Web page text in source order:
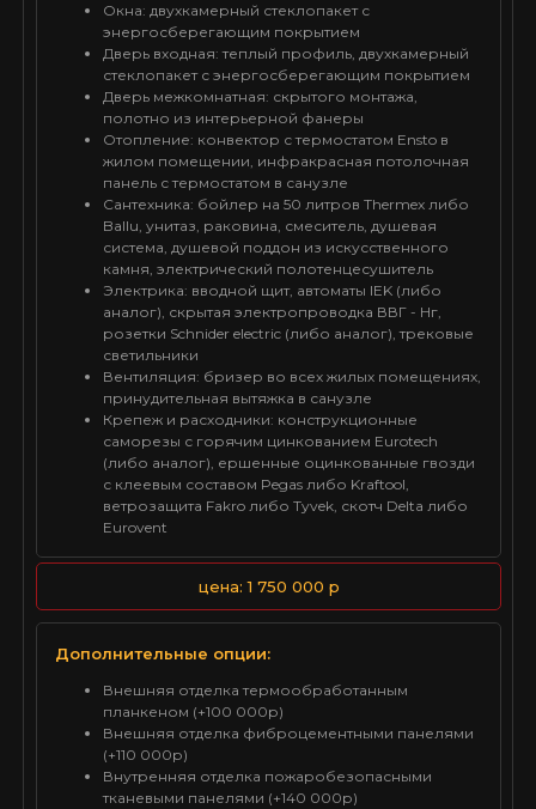
Дополнительные опции:
Внешняя отделка термообработанным
планкеном (+100 000р)
Внешняя отделка фиброцементными панелями
(+110 000р)
Внутренняя отделка пожаробезопасными
тканевыми панелями (+140 000р)
Окна: двухкамерный стеклопакет с
энергосберегающим покрытием
Дверь входная: теплый профиль, двухкамерный
стеклопакет с энергосберегающим покрытием
Дверь межкомнатная: скрытого монтажа,
полотно из интерьерной фанеры
Отопление: конвектор с термостатом Ensto в
жилом помещении, инфракрасная потолочная
панель с термостатом в санузле
Сантехника: бойлер на 50 литров Thermex либо
Ballu, унитаз, раковина, смеситель, душевая
система, душевой поддон из искусственного
камня, электрический полотенцесушитель
Электрика: вводной щит, автоматы IEK (либо
аналог), скрытая электропроводка ВВГ - Нг,
розетки Schnider electric (либо аналог), трековые
светильники
Вентиляция: бризер во всех жилых помещениях,
принудительная вытяжка в санузле
Крепеж и расходники: конструкционные
саморезы с горячим цинкованием Eurotech
(либо аналог), ершенные оцинкованные гвозди
с клеевым составом Pegas либо Kraftool,
ветрозащита Fakro либо Tyvek, скотч Delta либо
Eurovent
цена: 1 750 000 р